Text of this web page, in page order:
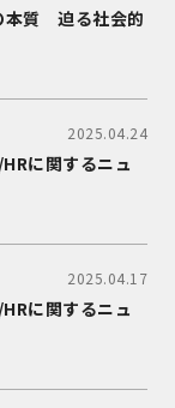
本質 迫る社会的
2025.04.24
に関するニュ
2025.04.17
に関するニュ